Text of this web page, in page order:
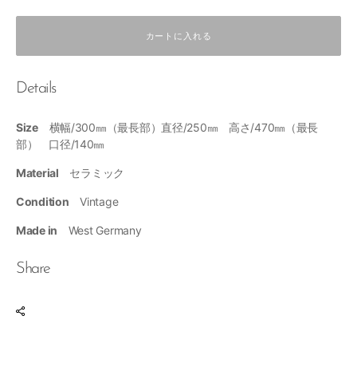
カートに入れる
Details
Size横幅/300㎜（最長部）直径/250㎜ 高さ/470㎜（最長
部） 口径/140㎜
Material セラミック
Condition Vintage
Made in West Germany
Share